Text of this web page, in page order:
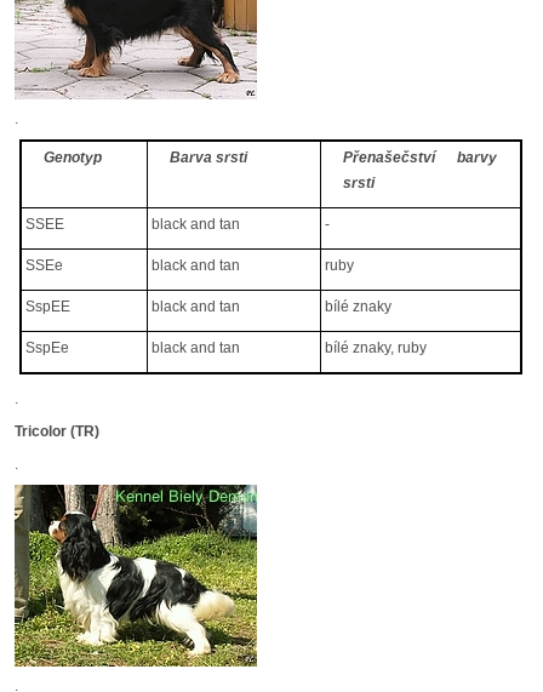
Genotyp Barva srsti
Přenašečství barvy
srsti
SSEE black and tan -
SSEe black and tan ruby
SspEE black and tan bílé znaky
SspEe black and tan bílé znaky, ruby
Tricolor (TR)